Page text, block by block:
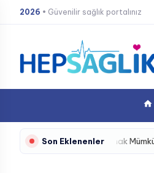
İçeriğe
2026 • Güvenilir sağlık portalınız
Son Eklenenler
Güvende Kalmak Mümkün Mü?